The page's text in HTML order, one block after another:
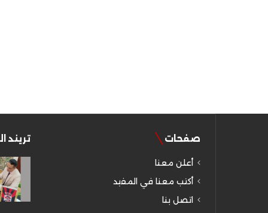
صفحات
أعلن معنا
أكتب معنا في المفيد
اتصل بنا
تريند